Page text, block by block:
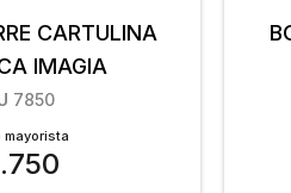
CARTULINA
IMAGIA
7850
mayorista